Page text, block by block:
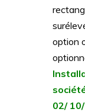
option
02/